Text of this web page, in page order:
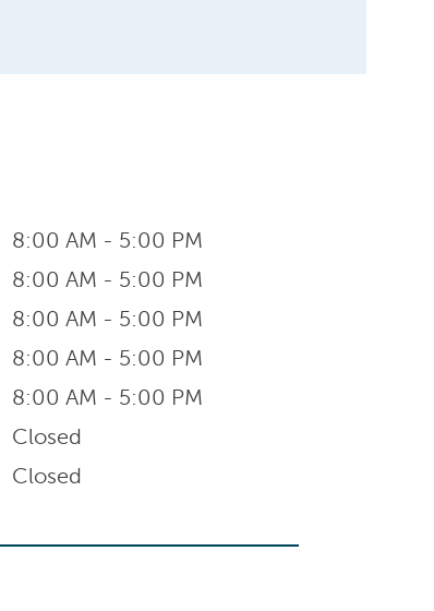
8:00 AM - 5:00 PM
8:00 AM - 5:00 PM
8:00 AM - 5:00 PM
8:00 AM - 5:00 PM
8:00 AM - 5:00 PM
Closed
Closed